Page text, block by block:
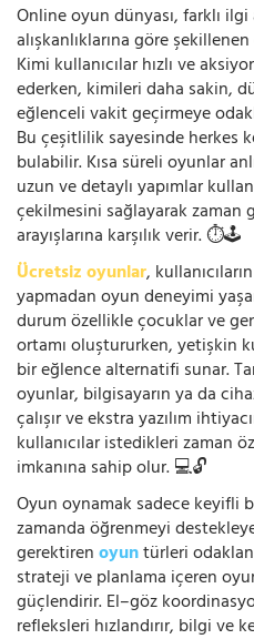
Online oyun dünyası, farklı
alışkanlıklarına göre
Kimi kullanıcılar hızlı ve
ederken, kimileri daha sakin,
eğlenceli vakit geçirmeye
Bu çeşitlilik sayesinde herkes
bulabilir. Kısa süreli oyunlar
uzun ve detaylı yapımlar
çekilmesini sağlayarak zaman
arayışlarına karşılık verir. ⏱️🕹️
Ücretsiz oyunlar,
yapmadan oyun deneyimi
durum özellikle çocuklar ve
ortamı oluştururken, yetişkin
bir eğlence alternatifi sunar.
oyunlar, bilgisayarın ya da
çalışır ve ekstra yazılım
kullanıcılar istedikleri zaman
imkanına sahip olur. 💻🔓
Oyun oynamak sadece keyifli
zamanda öğrenmeyi
gerektirenoyuntürleri
strateji ve planlama içeren
güçlendirir. El–göz
refleksleri hızlandırır, bilgi ve